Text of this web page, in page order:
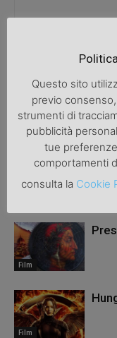
ARTICOLI CORRELATI
Film
Film
Questo sito
previo
strumenti di
pubblicità
tue
comportamenti
consulta la Cookie